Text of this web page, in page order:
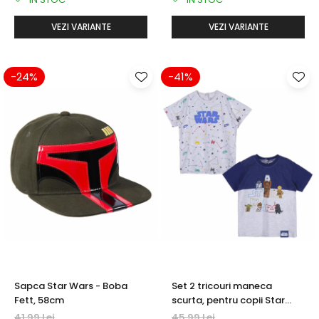
VEZI VARIANTE VEZI VARIANTE
-24%
Sapca Star Wars - Boba
Fett, 58cm
-41%
Set 2 tricouri maneca
scurta, pentru copii Star
Wars